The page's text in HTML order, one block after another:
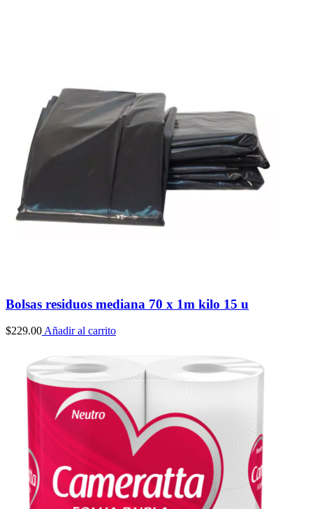
Bolsas residuos mediana 70 x 1m kilo 15 u
$229.00Añadir al carrito